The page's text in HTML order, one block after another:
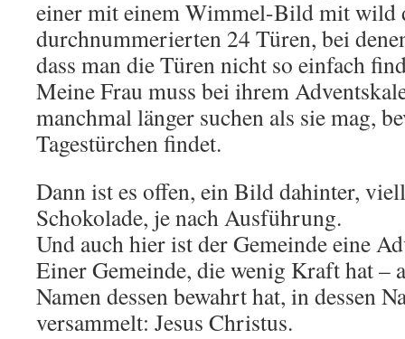
einer mit einem Wimmel-Bild mit wild
durchnummerierten 24 Türen, bei
dass man die Türen nicht so einfach
Meine Frau muss bei ihrem
manchmal länger suchen als sie mag,
Tagestürchen findet.
Dann ist es offen, ein Bild dahinter,
Schokolade, je nach Ausführung.
Und auch hier ist der Gemeinde eine
Einer Gemeinde, die wenig Kraft hat –
Namen dessen bewahrt hat, in dessen
versammelt: Jesus Christus.